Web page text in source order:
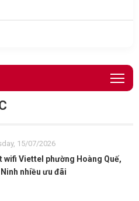
15/07/2026
wifi Viettel phường Hoàng Quế,
nhiều ưu đãi